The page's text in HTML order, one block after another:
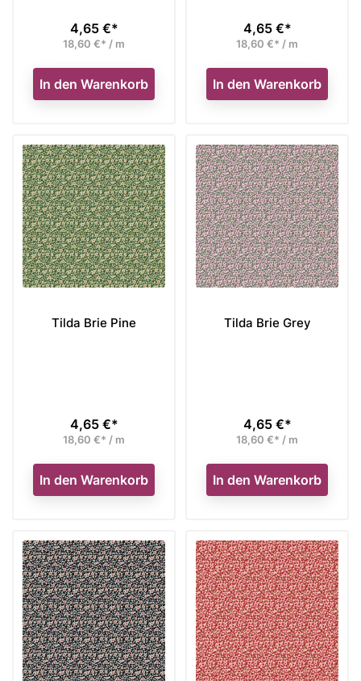
Preis
4,65 €*
18,60 €* / m
In den Warenkorb
Preis
4,65 €*
18,60 €* / m
In den Warenkorb
Tilda Brie Pine
Preis
4,65 €*
18,60 €* / m
In den Warenkorb
Tilda Brie Grey
Preis
4,65 €*
18,60 €* / m
In den Warenkorb